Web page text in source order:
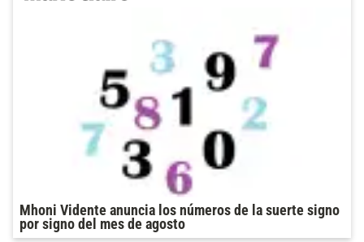
Mhoni Vidente anuncia los números de la suerte signo
por signo del mes de agosto